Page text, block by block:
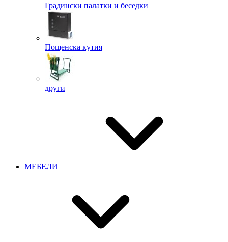
Градински палатки и беседки
Пощенска кутия
други
МЕБЕЛИ